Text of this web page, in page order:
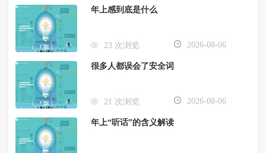
年上感到底是什么
23 次浏览 2026-08-06
很多人都误会了安全词
21 次浏览 2026-08-06
年上“听话”的含义解读